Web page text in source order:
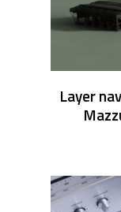
Layer